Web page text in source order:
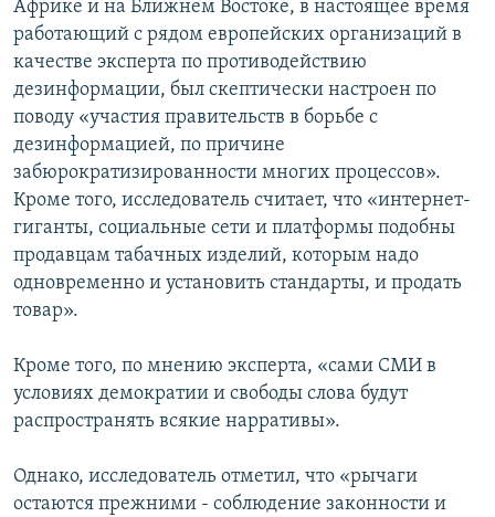
Африке и на Ближнем Востоке, в настоящее время
работающий с рядом европейских организаций в
качестве эксперта по противодействию
дезинформации, был скептически настроен по
поводу «участия правительств в борьбе с
дезинформацией, по причине
забюрократизированности многих процессов».
Кроме того, исследователь считает, что «интернет-
гиганты, социальные сети и платформы подобны
продавцам табачных изделий, которым надо
одновременно и установить стандарты, и продать
товар».
Кроме того, по мнению эксперта, «сами СМИ в
условиях демократии и свободы слова будут
распространять всякие нарративы».
Однако, исследователь отметил, что «рычаги
остаются прежними - соблюдение законности и